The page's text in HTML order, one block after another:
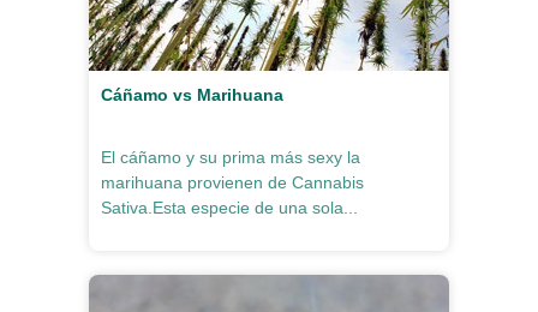
Cáñamo vs Marihuana
El cáñamo y su prima más sexy la
marihuana provienen de Cannabis
Sativa.Esta especie de una sola...